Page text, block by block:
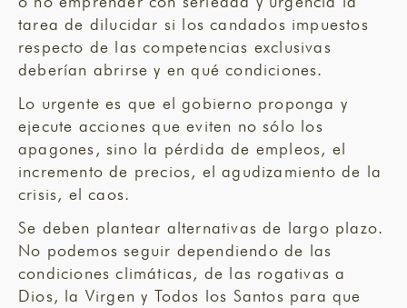
tarea de dilucidar si los candados impuestos
respecto de las competencias exclusivas
deberían abrirse y en qué condiciones.
Lo urgente es que el gobierno proponga y
ejecute acciones que eviten no sólo los
apagones, sino la pérdida de empleos, el
incremento de precios, el agudizamiento de la
crisis, el caos.
Se deben plantear alternativas de largo plazo.
No podemos seguir dependiendo de las
condiciones climáticas, de las rogativas a
Dios, la Virgen y Todos los Santos para que